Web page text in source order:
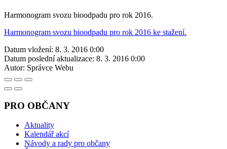
Harmonogram svozu bioodpadu pro rok 2016.
Harmonogram svozu bioodpadu pro rok 2016 ke stažení.
Datum vložení: 8. 3. 2016 0:00
Datum poslední aktualizace: 8. 3. 2016 0:00
Autor: Správce Webu
PRO OBČANY
Aktuality
Kalendář akcí
Návody a rady pro občany